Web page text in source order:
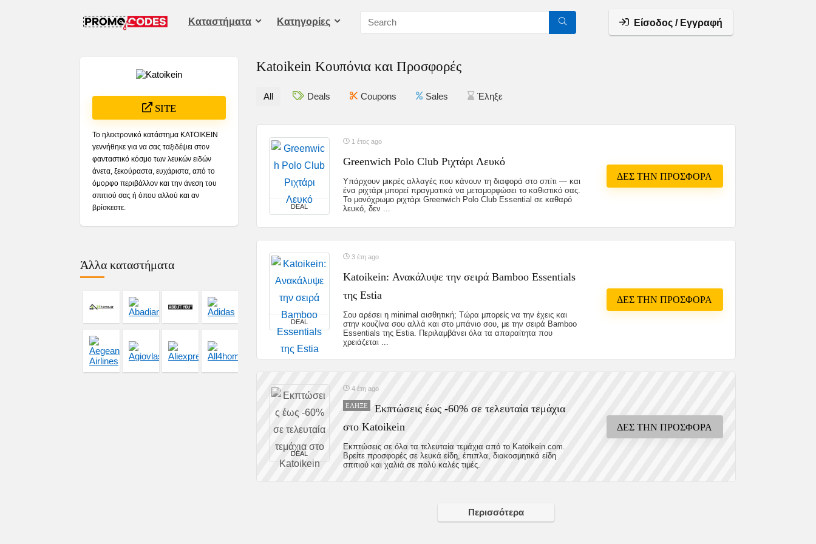
Καταστήματα Kατηγορίες Είσοδος / Εγγραφή
Katoikein Κουπόνια και Προσφορές
SITE
Το ηλεκτρονικό κατάστημα ΚΑΤΟΙΚΕΙΝ
γεννήθηκε για να σας ταξιδέψει στον
φανταστικό κόσμο των λευκών ειδών
άνετα, ξεκούραστα, ευχάριστα, από το
όμορφο περιβάλλον και την άνεση του
σπιτιού σας ή όπου αλλού και αν
βρίσκεστε.
All Deals Coupons Sales Έληξε
DEAL
1 έτος ago
Greenwich Polo Club Ριχτάρι Λευκό
Υπάρχουν μικρές αλλαγές που κάνουν τη διαφορά στο σπίτι — και
ένα ριχτάρι μπορεί πραγματικά να μεταμορφώσει το καθιστικό σας.
Το μονόχρωμο ριχτάρι Greenwich Polo Club Essential σε καθαρό
λευκό, δεν ...
ΔΕΣ ΤΗΝ ΠΡΟΣΦΟΡΑ
DEAL
3 έτη ago
Katoikein: Ανακάλυψε την σειρά Bamboo Essentials
της Estia
Σου αρέσει η minimal αισθητική; Τώρα μπορείς να την έχεις και
στην κουζίνα σου αλλά και στο μπάνιο σου, με την σειρά Bamboo
Essentials της Estia. Περιλαμβάνει όλα τα απαραίτητα που
χρειάζεται ...
ΔΕΣ ΤΗΝ ΠΡΟΣΦΟΡΑ
DEAL
4 έτη ago
ΈΛΗΞΕ
Εκπτώσεις έως -60% σε τελευταία τεμάχια
στο Katoikein
Εκπτώσεις σε όλα τα τελευταία τεμάχια από το Katoikein.com.
Βρείτε προσφορές σε λευκά είδη, έπιπλα, διακοσμητικά είδη
σπιτιού και χαλιά σε πολύ καλές τιμές.
ΔΕΣ ΤΗΝ ΠΡΟΣΦΟΡΑ
Περισσότερα
Άλλα καταστήματα